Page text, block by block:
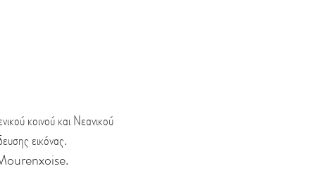
κοινού και Νεανικού
εικόνας.
Mourenxoise.